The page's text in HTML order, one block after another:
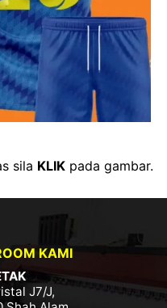
sila KLIKpada gambar.
KAMI
J7/J,